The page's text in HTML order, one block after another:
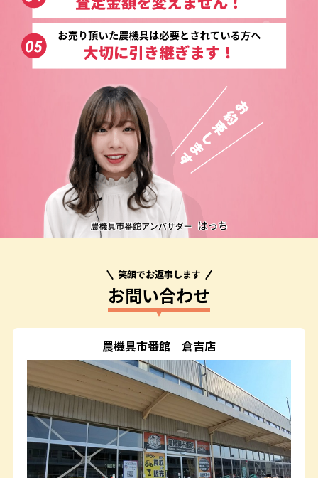
笑顔でお返事します
お問い合わせ
農機具市番館 倉吉店